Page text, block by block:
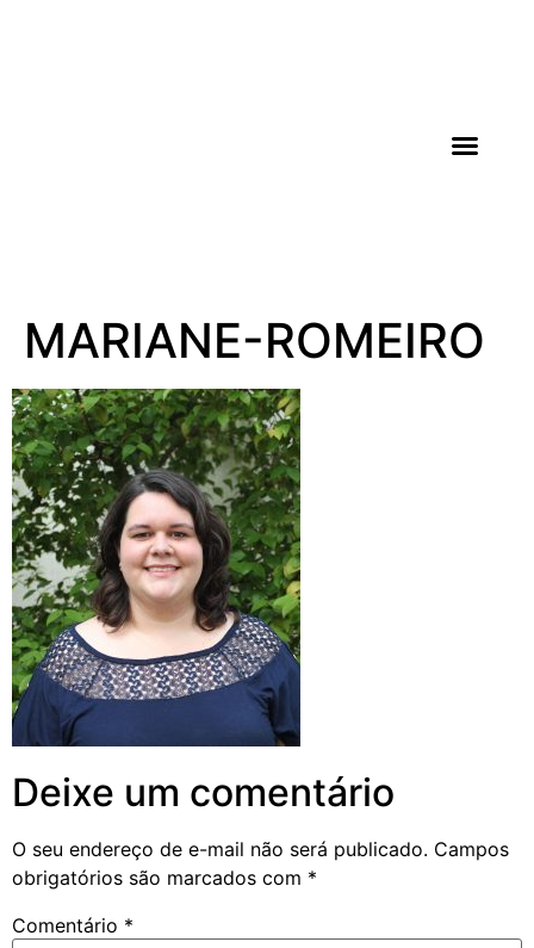
MARIANE-ROMEIRO
Deixe um comentário
O seu endereço de e-mail não será publicado. Campos
obrigatórios são marcados com *
Comentário *